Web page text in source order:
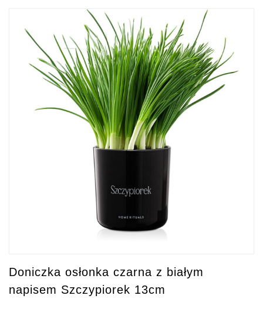
Doniczka osłonka czarna z białym
napisem Szczypiorek 13cm